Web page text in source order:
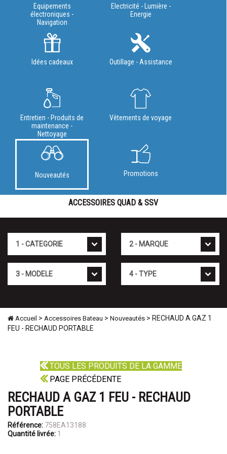
Equipements
électroniques -
Navigation
Electricité - Lumière -
Energie
Idées cadeaux Outillage - Assistance
Entretien - Produits de
maintenance -
Nettoyage
Vêtements de voyage
Nouveautés Promotions
ACCESSOIRES QUAD & SSV
Accueil > Accessoires Bateau > Nouveautés > RECHAUD A GAZ 1
FEU - RECHAUD PORTABLE
TOUS LES PRODUITS DE LA GAMME
PAGE PRÉCÉDENTE
RECHAUD A GAZ 1 FEU - RECHAUD
PORTABLE
Référence: 758EA13188
Quantité livrée: 1